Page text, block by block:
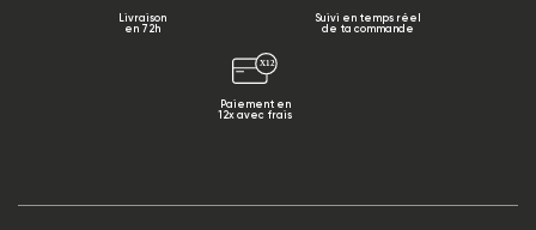
Livraison
en 72h
Suivi en temps réel
de ta commande
Paiement en
12x avec frais